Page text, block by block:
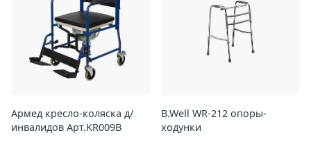
Армед кресло-коляска д/
инвалидов Арт.KR009B
B.Well WR-212 опоры-
ходунки